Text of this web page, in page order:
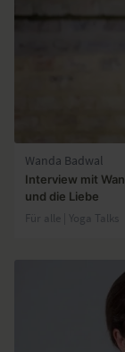
Wanda Badwal
Interview mit
und die Liebe
Für alle | Yoga Talks